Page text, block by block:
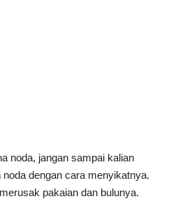
noda, jangan sampai kalian
dengan cara menyikatnya.
pakaian dan bulunya.